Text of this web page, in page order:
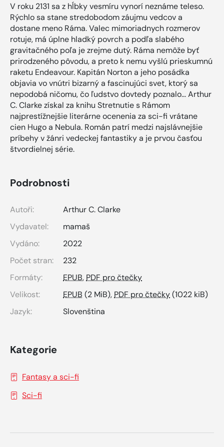
V roku 2131 sa z hĺbky vesmíru vynorí neznáme teleso.
Rýchlo sa stane stredobodom záujmu vedcov a
dostane meno Ráma. Valec mimoriadnych rozmerov
rotuje, má úplne hladký povrch a podľa slabého
gravitačného poľa je zrejme dutý. Ráma nemôže byť
prirodzeného pôvodu, a preto k nemu vyšlú prieskumnú
raketu Endeavour. Kapitán Norton a jeho posádka
objavia vo vnútri bizarný a fascinujúci svet, ktorý sa
nepodobá ničomu, čo ľudstvo dovtedy poznalo... Arthur
C. Clarke získal za knihu Stretnutie s Rámom
najprestížnejšie literárne ocenenia za sci-fi vrátane
cien Hugo a Nebula. Román patrí medzi najslávnejšie
príbehy v žánri vedeckej fantastiky a je prvou časťou
štvordielnej série.
Podrobnosti
Autoři:
Arthur C. Clarke
Vydavatel:
mamaš
Vydáno:
2022
Počet stran:
232
Formáty:
EPUB, PDF pro čtečky
Velikost:
EPUB (2 MiB), PDF pro čtečky(1022 kiB)
Jazyk:
Slovenština
Kategorie
Fantasy a sci-fi
Sci-fi